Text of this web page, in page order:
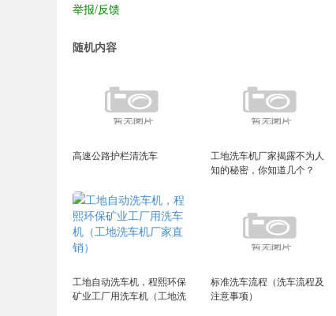
举报/反馈
随机内容
高速公路护栏清洗车
工地洗车机厂家揭露不为人
知的秘密，你知道几个？
工地自动洗车机，程熙环保
矿业工厂用洗车机（工地洗
标准洗车流程（洗车流程及
注意事项）